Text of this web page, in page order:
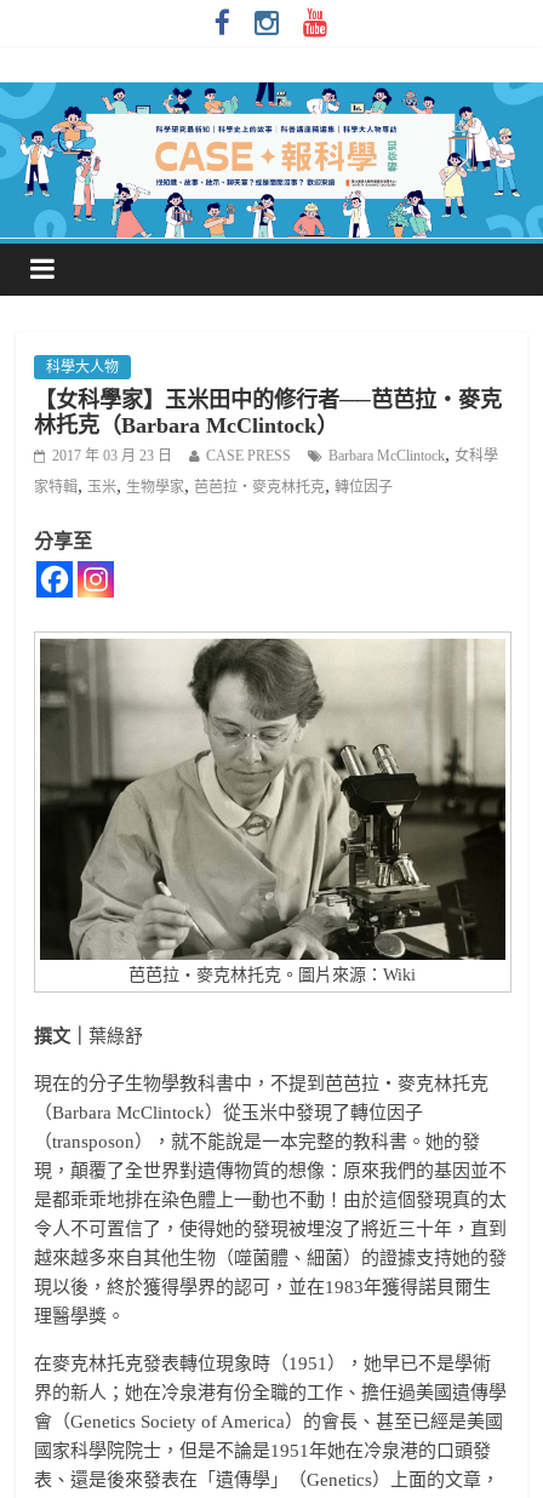
科學大人物
【女科學家】玉米田中的修行者──芭芭拉‧麥克
林托克（Barbara McClintock）
2017 年 03 月 23 日 CASE PRESS Barbara McClintock,女科學
家特輯, 玉米, 生物學家,芭芭拉‧麥克林托克,轉位因子
分享至
芭芭拉‧麥克林托克。圖片來源：Wiki
撰文｜葉綠舒
現在的分子生物學教科書中，不提到芭芭拉‧麥克林托克
（Barbara McClintock）從玉米中發現了轉位因子
（transposon），就不能說是一本完整的教科書。她的發
現，顛覆了全世界對遺傳物質的想像：原來我們的基因並不
是都乖乖地排在染色體上一動也不動！由於這個發現真的太
令人不可置信了，使得她的發現被埋沒了將近三十年，直到
越來越多來自其他生物（噬菌體、細菌）的證據支持她的發
現以後，終於獲得學界的認可，並在1983年獲得諾貝爾生
理醫學獎。
在麥克林托克發表轉位現象時（1951），她早已不是學術
界的新人；她在冷泉港有份全職的工作、擔任過美國遺傳學
會（Genetics Society of America）的會長、甚至已經是美國
國家科學院院士，但是不論是1951年她在冷泉港的口頭發
表、還是後來發表在「遺傳學」（Genetics）上面的文章，